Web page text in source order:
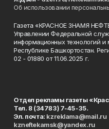
Об использовании
Газета «КРАСНОЕ ЗНАМЯ
Управлении Федеральной
информационных технологий
Республике Башкортостан.
02 - 01880 от 11.06.2025 г.
Отдел рекламы газеты
Тел. 8 (34783) 7-45-35.
Эл. почта: kzreklama@mail.ru
kzneftekamsk@yandex.ru